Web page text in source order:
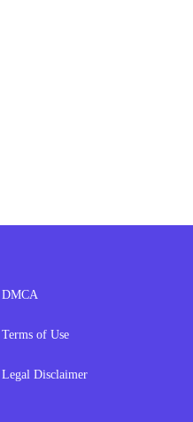
DMCA
Terms of Use
Legal Disclaimer